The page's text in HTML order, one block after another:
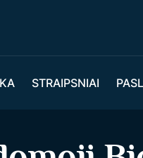
STRAIPSNIAI